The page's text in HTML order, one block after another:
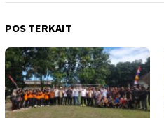
POS TERKAIT